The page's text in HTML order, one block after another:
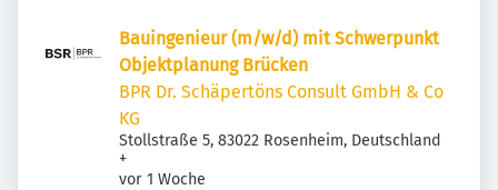
Bauingenieur (m/w/d) mit Schwerpunkt
Objektplanung Brücken
BPR Dr. Schäpertöns Consult GmbH & Co
KG
Stollstraße 5, 83022 Rosenheim, Deutschland
+
Veröffentlicht
vor 1 Woche